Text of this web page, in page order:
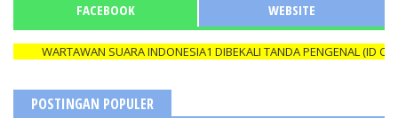
FACEBOOK WEBSITE
WARTAWAN SUARA INDONESIA1 DIBEKALI TANDA PENGENAL (ID
POSTINGAN POPULER